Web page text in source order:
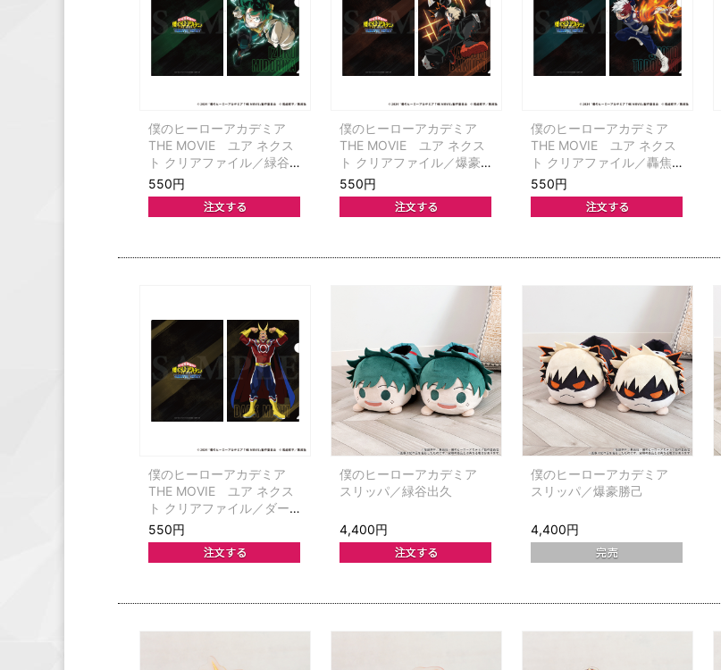
僕のヒーローアカデミア
THE MOVIE ユア ネクス
ト クリアファイル／緑谷
出久
550円
僕のヒーローアカデミア
THE MOVIE ユア ネクス
ト クリアファイル／爆豪
勝己
550円
僕のヒーローアカデミア
THE MOVIE ユア ネクス
ト クリアファイル／轟焦
凍
550円
僕のヒーローアカデミア
THE MOVIE ユア ネクス
ト クリアファイル／ダー
クマイト
550円
僕のヒーローアカデミア
スリッパ／緑谷出久
4,400円
僕のヒーローアカデミア
スリッパ／爆豪勝己
4,400円